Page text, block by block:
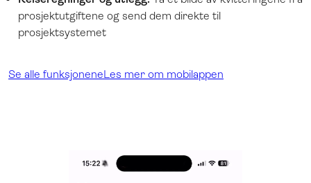
prosjektutgiftene og send dem direkte til
prosjektsystemet
Se alle funksjoneneLes mer om mobilappen